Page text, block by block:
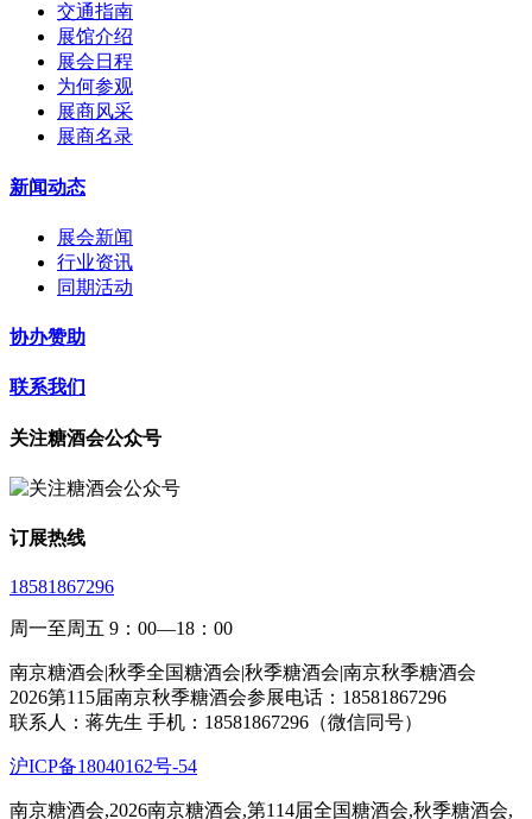
交通指南
展馆介绍
展会日程
为何参观
展商风采
展商名录
新闻动态
展会新闻
行业资讯
同期活动
协办赞助
联系我们
关注糖酒会公众号
订展热线
18581867296
周一至周五 9：00—18：00
南京糖酒会|秋季全国糖酒会|秋季糖酒会|南京秋季糖酒会
2026第115届南京秋季糖酒会参展电话：18581867296
联系人：蒋先生 手机：18581867296（微信同号）
沪ICP备18040162号-54
南京糖酒会,2026南京糖酒会,第114届全国糖酒会,秋季糖酒会,